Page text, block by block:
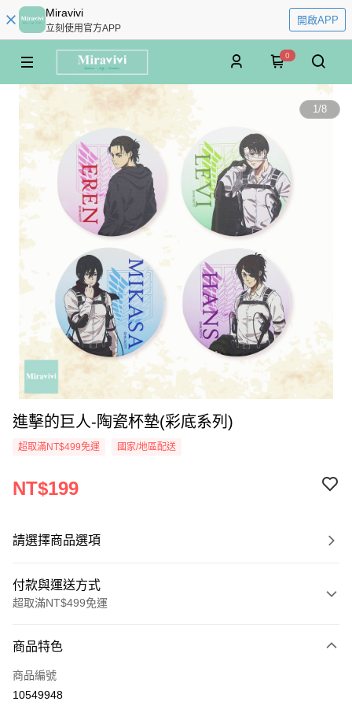
Miravivi
立刻使用官方APP
開啟APP
0
1/8
進擊的巨人-陶瓷杯墊(彩底系列)
超取滿NT$499免運 國家/地區配送
NT$199
請選擇商品選項
付款與運送方式
超取滿NT$499免運
信用卡一次付款
超商取貨付款
商品特色
商品編號
10549948